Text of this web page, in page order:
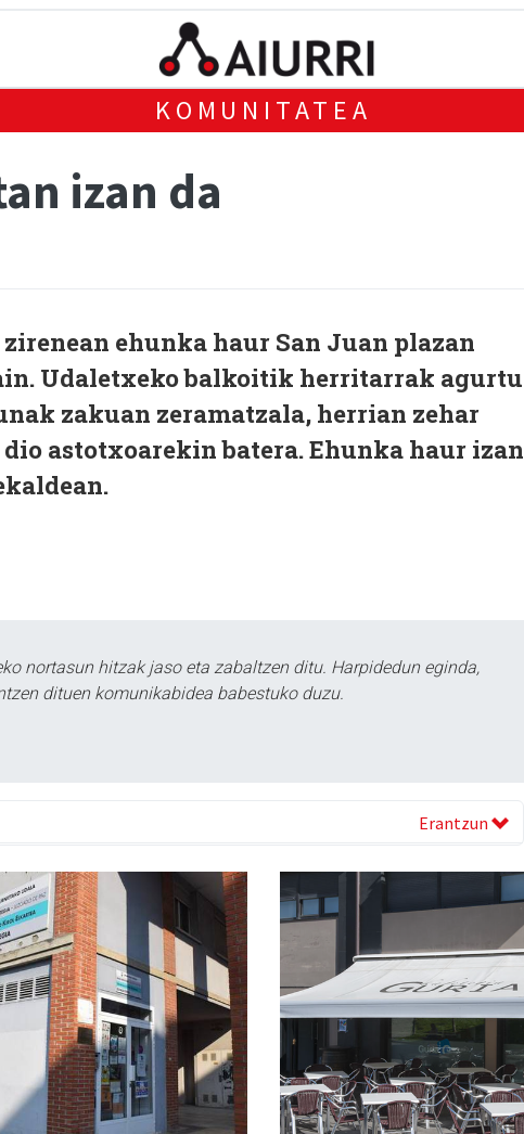
KOMUNITATEA
izan da
ehunka haur San Juan plazan
Udaletxeko balkoitik herritarrak agurtu
zakuan zeramatzala, herrian zehar
astotxoarekin batera. Ehunka haur izan
nortasun hitzak jaso eta zabaltzen ditu. Harpidedun eginda,
dituen komunikabidea babestuko duzu.
Erantzun